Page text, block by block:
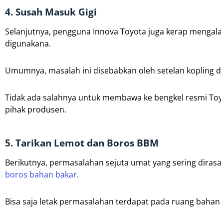
4. Susah Masuk Gigi
Selanjutnya, pengguna Innova Toyota juga kerap
digunakana.
Umumnya, masalah ini disebabkan oleh setelan kopling
Tidak ada salahnya untuk membawa ke bengkel resmi
pihak produsen.
5. Tarikan Lemot dan Boros BBM
Berikutnya, permasalahan sejuta umat yang sering
boros bahan bakar.
Bisa saja letak permasalahan terdapat pada ruang